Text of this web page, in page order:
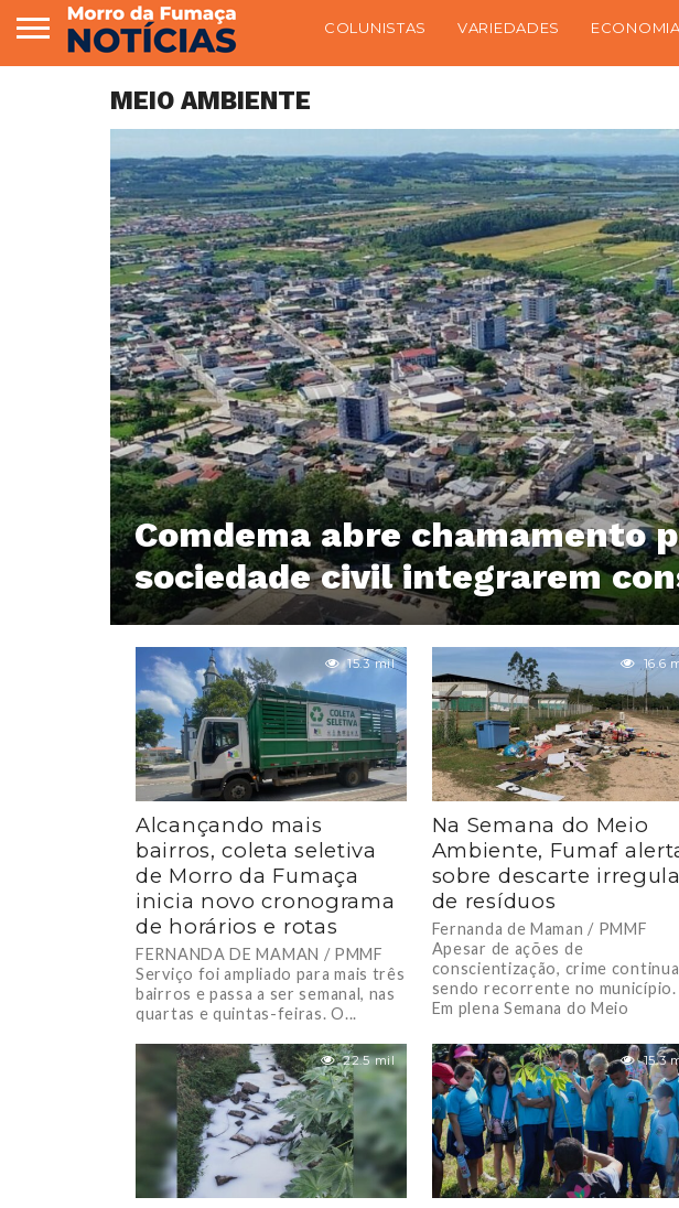
COLUNISTAS VARIEDADES ECONOMIA
MEIO AMBIENTE
Comdema abre chamamento
sociedade civil integrarem
15.3 mil
Alcançando mais
bairros, coleta seletiva
de Morro da Fumaça
inicia novo cronograma
de horários e rotas
FERNANDA DE MAMAN / PMMF
Serviço foi ampliado para mais três
bairros e passa a ser semanal, nas
quartas e quintas-feiras. O...
16.6
Na Semana do Meio
Ambiente, Fumaf
sobre descarte
de resíduos
Fernanda de Maman / PMMF
Apesar de ações de
conscientização, crime continua
sendo recorrente no município.
Em plena Semana do Meio
22.5 mil 15.3